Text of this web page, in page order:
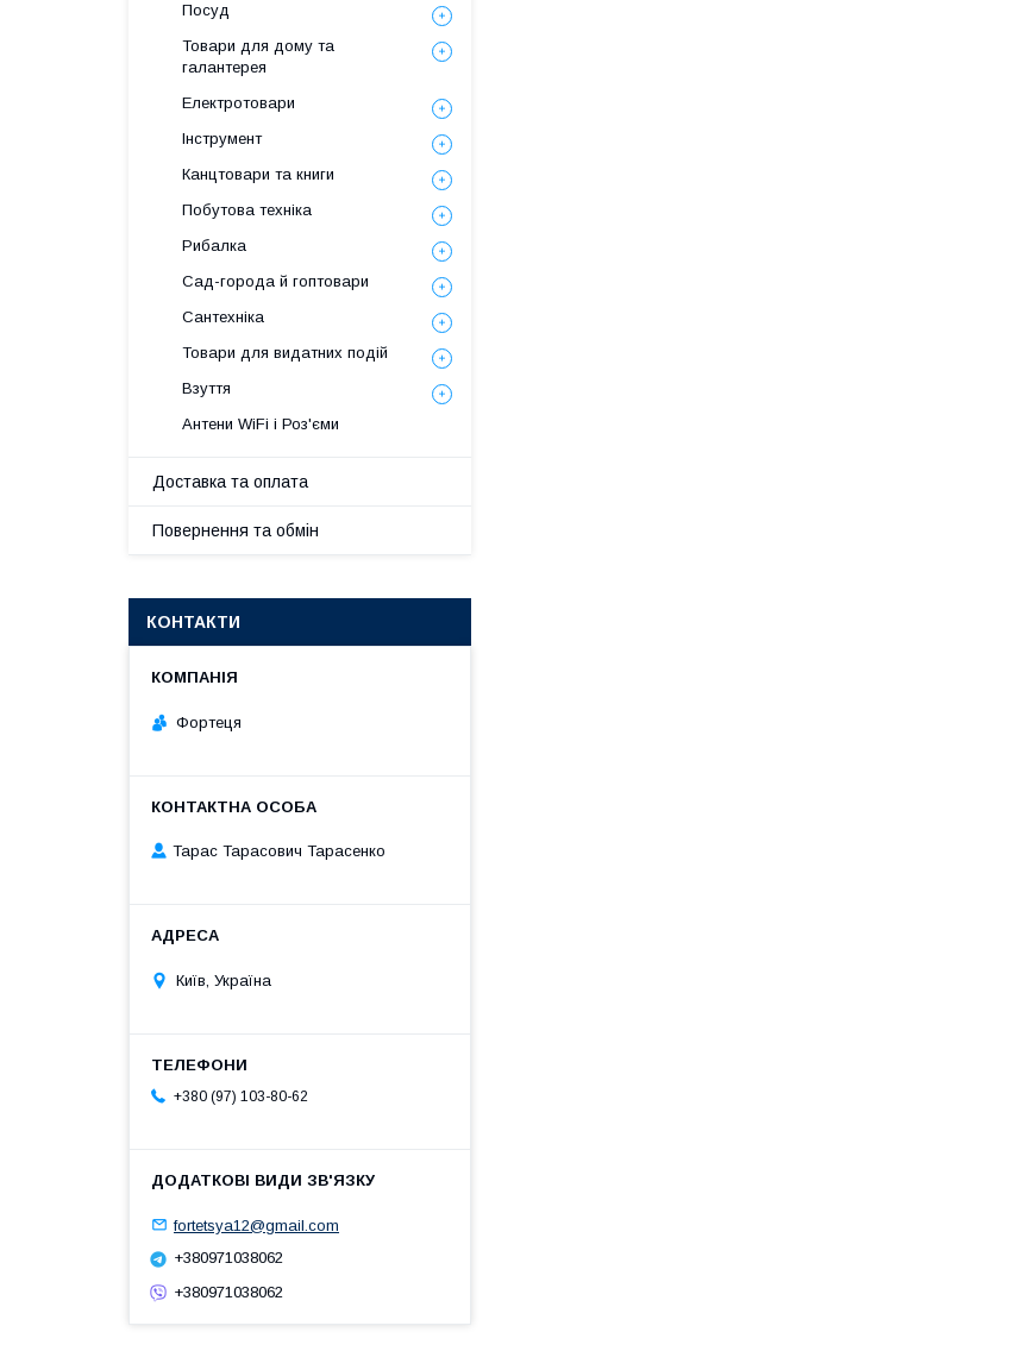
Посуд
Товари для дому та
галантерея
Електротовари
Інструмент
Канцтовари та книги
Побутова техніка
Рибалка
Сад-города й гоптовари
Сантехніка
Товари для видатних подій
Взуття
Антени WiFi і Роз'єми
Доставка та оплата
Повернення та обмін
КОНТАКТИ
Фортеця
Тарас Тарасович Тарасенко
Київ, Україна
+380 (97) 103-80-62
fortetsya12@gmail.com
+380971038062
+380971038062